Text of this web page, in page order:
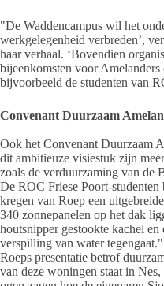
"De Waddencampus wil het
werkgelegenheid verbreden’,
haar verhaal. ‘Bovendien
bijeenkomsten voor Amelanders
bijvoorbeeld de studenten van
Convenant Duurzaam
Ook het Convenant Duurzaam
dit ambitieuze visiestuk zijn
zoals de verduurzaming van de
De ROC Friese Poort-studenten
kregen van Roep een
340 zonnepanelen op het dak
houtsnipper gestookte kachel
verspilling van water
Roeps presentatie betrof
van deze woningen staat in